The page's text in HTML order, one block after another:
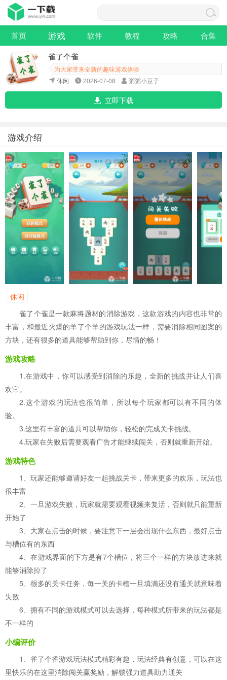
首页 游戏 软件 教程 攻略 合集
雀了个雀
为大家带来全新的趣味游戏体验
休闲
2026-07-08 粥粥小豆子
立即下载
游戏介绍
休闲
雀了个雀是一款麻将题材的消除游戏，这款游戏的内容也非常的
丰富，和最近火爆的羊了个羊的游戏玩法一样，需要消除相同图案的
方块，还有很多的道具能够帮助到你，尽情的畅！
游戏攻略
1.在游戏中，你可以感受到消除的乐趣，全新的挑战并让人们喜
欢它。
2.这个游戏的玩法也很简单，所以每个玩家都可以有不同的体
验。
3.这里有丰富的道具可以帮助你，轻松的完成关卡挑战。
4.玩家在失败后需要观看广告才能继续闯关，否则就重新开始。
游戏特色
1、玩家还能够邀请好友一起挑战关卡，带来更多的欢乐，玩法也
很丰富
2、一旦游戏失败，玩家就需要观看视频来复活，否则就只能重新
开始了
3、大家在点击的时候，要注意下一层会出现什么东西，最好点击
与槽位有的东西
4、在游戏界面的下方是有7个槽位，将三个一样的方块放进来就
能够消除掉了
5、很多的关卡任务，每一关的卡槽一旦填满还没有通关就意味着
失败
6、拥有不同的游戏模式可以去选择，每种模式所带来的玩法都是
不一样的
小编评价
1、雀了个雀游戏玩法模式精彩有趣，玩法经典有创意，可以在这
里快乐的在这里消除闯关赢奖励，解锁强力道具助力通关